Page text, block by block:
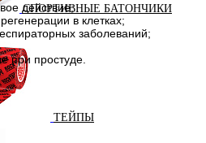
СПОРТИВНЫЕ БАТОНЧИКИ
ТЕЙПЫ
действие;
в клетках;
заболеваний;
при простуде.